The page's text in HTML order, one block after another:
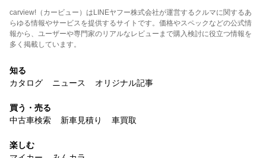
carview!（カービュー）はLINEヤフー株式会社が運営するクルマに関するあ
らゆる情報やサービスを提供するサイトです。価格やスペックなどの公式情
報から、ユーザーや専門家のリアルなレビューまで購入検討に役立つ情報を
多く掲載しています。
知る
カタログ
ニュース オリジナル記事
買う・売る
中古車検索
新車見積り 車買取
楽しむ